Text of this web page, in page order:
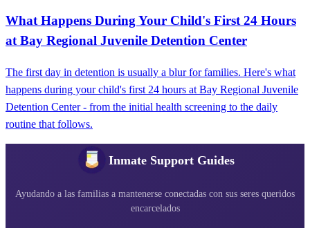
What Happens During Your Child's First 24 Hours
at Bay Regional Juvenile Detention Center
The first day in detention is usually a blur for families. Here's what
happens during your child's first 24 hours at Bay Regional Juvenile
Detention Center - from the initial health screening to the daily
routine that follows.
Inmate Support Guides
Ayudando a las familias a mantenerse conectadas con sus seres queridos
encarcelados